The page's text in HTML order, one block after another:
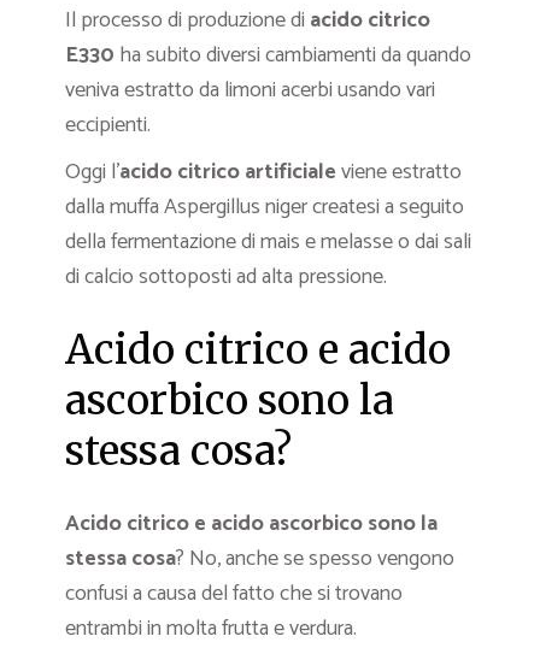
Il processo di produzione di acido citrico
E330 ha subito diversi cambiamenti da quando
veniva estratto da limoni acerbi usando vari
eccipienti.
Oggi l’acido citrico artificialeviene estratto
dalla muffa Aspergillus niger createsi a seguito
della fermentazione di mais e melasse o dai sali
di calcio sottoposti ad alta pressione.
Acido citrico e acido
ascorbico sono la
stessa cosa?
Acido citrico e acido ascorbico sono la
stessa cosa? No, anche se spesso vengono
confusi a causa del fatto che si trovano
entrambi in molta frutta e verdura.